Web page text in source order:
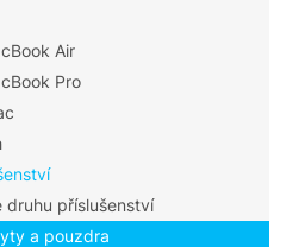
Air
Pro
druhu příslušenství
a pouzdra